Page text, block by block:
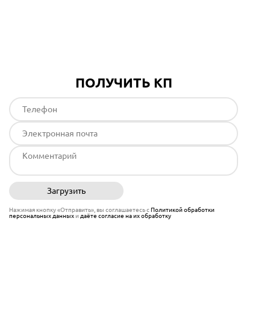
ПОЛУЧИТЬ КП
Загрузить
Нажимая кнопку «Отправить», вы соглашаетесь сПолитикой обработки
персональных данныхи даёте согласие на их обработку